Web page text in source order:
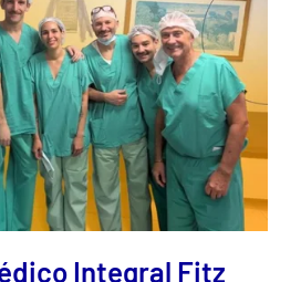
Integral Fitz